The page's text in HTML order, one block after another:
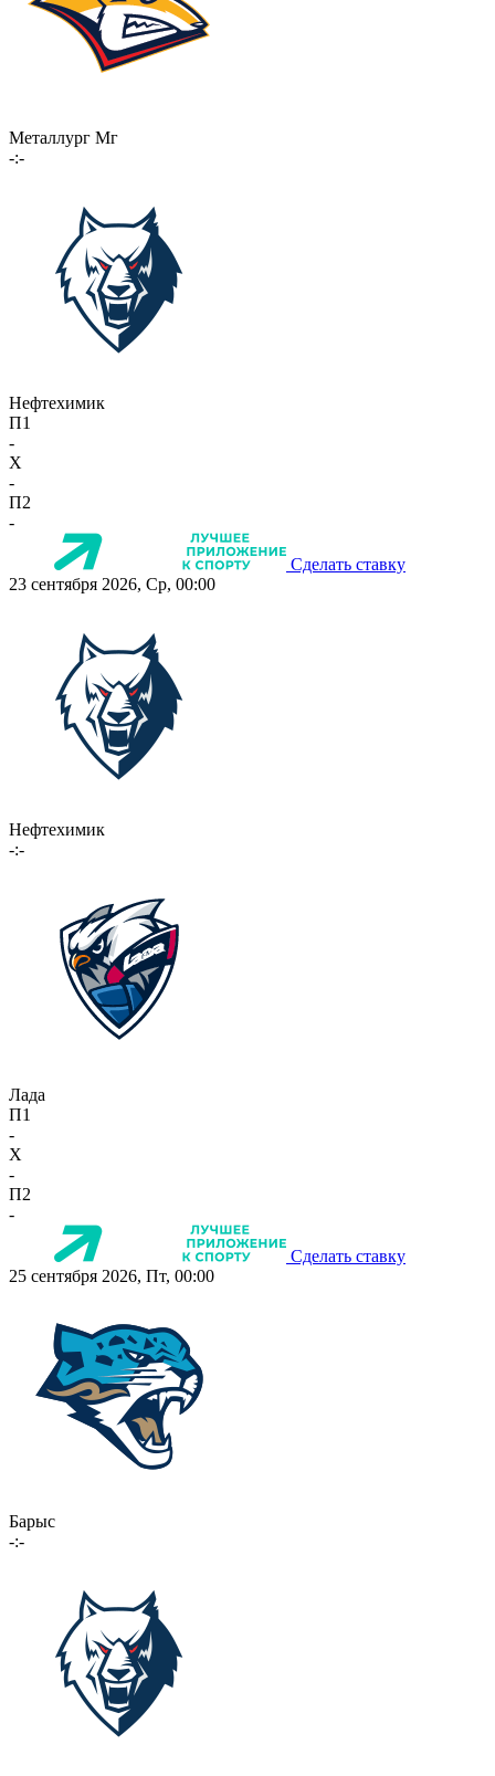
Металлург Мг
-:-
Нефтехимик
П1
-
X
-
П2
-
Сделать ставку
23 сентября 2026, Ср, 00:00
Нефтехимик
-:-
Лада
П1
-
X
-
П2
-
Сделать ставку
25 сентября 2026, Пт, 00:00
Барыс
-:-